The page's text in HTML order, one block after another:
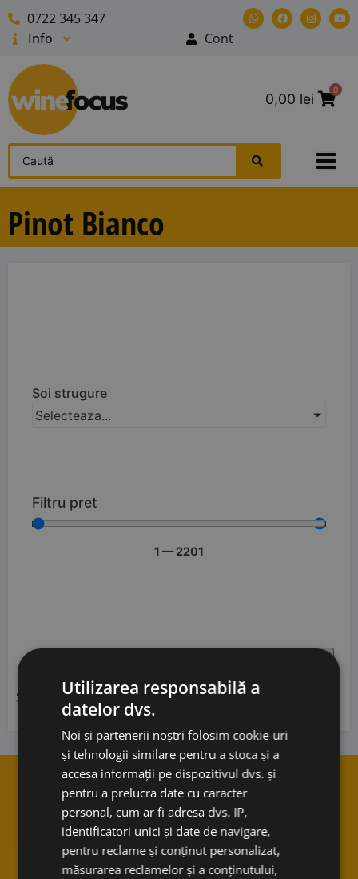
0722 345 347
Info
Cont
0,00 lei
0
Pinot Bianco
Soi strugure
Selecteaza...
Filtru pret
1 —2201
Se pare că nu putem găsi ceea ce cauți.
Vrei sa stii cand avem noutati?
Aboneaza-te la newsletter-ul
nostru.
Utilizarea responsabilă a
datelor dvs.
Noi și partenerii noștri folosim cookie-uri
și tehnologii similare pentru a stoca și a
accesa informații pe dispozitivul dvs. și
pentru a prelucra date cu caracter
personal, cum ar fi adresa dvs. IP,
identificatori unici și date de navigare,
pentru reclame și conținut personalizat,
măsurarea reclamelor și a conținutului,